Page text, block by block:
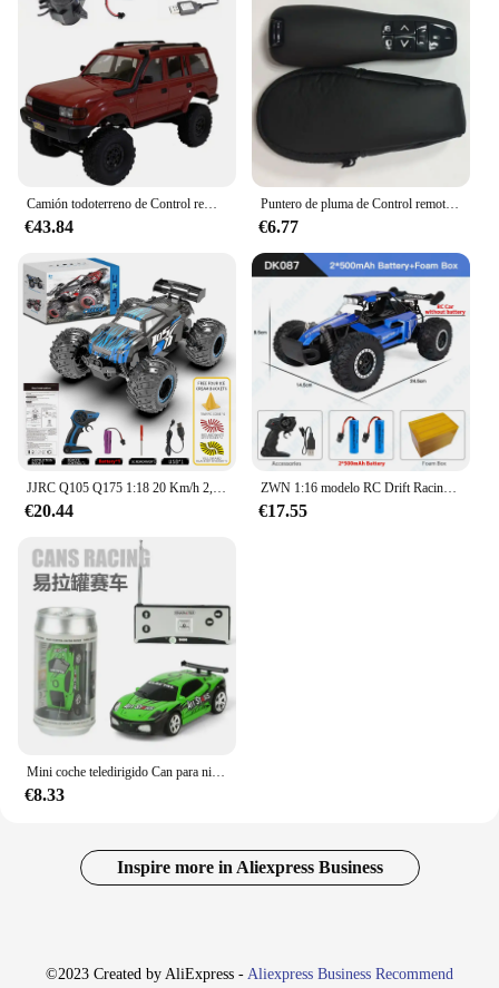
Camión todoterreno de Control remoto, camioneta, 4x4, c54-1, 4x4, 1/16, LC80
€43.84
Puntero de pluma de Control remoto inalámbrico PPT presentador 2,4 GHz USB R400 para Powerpoint Z2, controlador con bolsa portátil
€6.77
JJRC Q105 Q175 1:18 20 Km/h 2,4 GHz motores dobles con luz LED todoterreno coches de Control remoto Drift Monster Truck Juguetes
€20.44
ZWN 1:16 modelo RC Drift Racing Car con luces LED 2WD Control remoto Vehículo de escalada todoterreno, coches al aire libre, juguetes para niños, regalos
€17.55
€8.33
Inspire more in Aliexpress Business
©2023 Created by AliExpress - Aliexpress Business Recommend